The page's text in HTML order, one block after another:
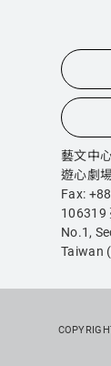
藝文中
遊心劇
Fax:
106319
No.1,
Taiwan